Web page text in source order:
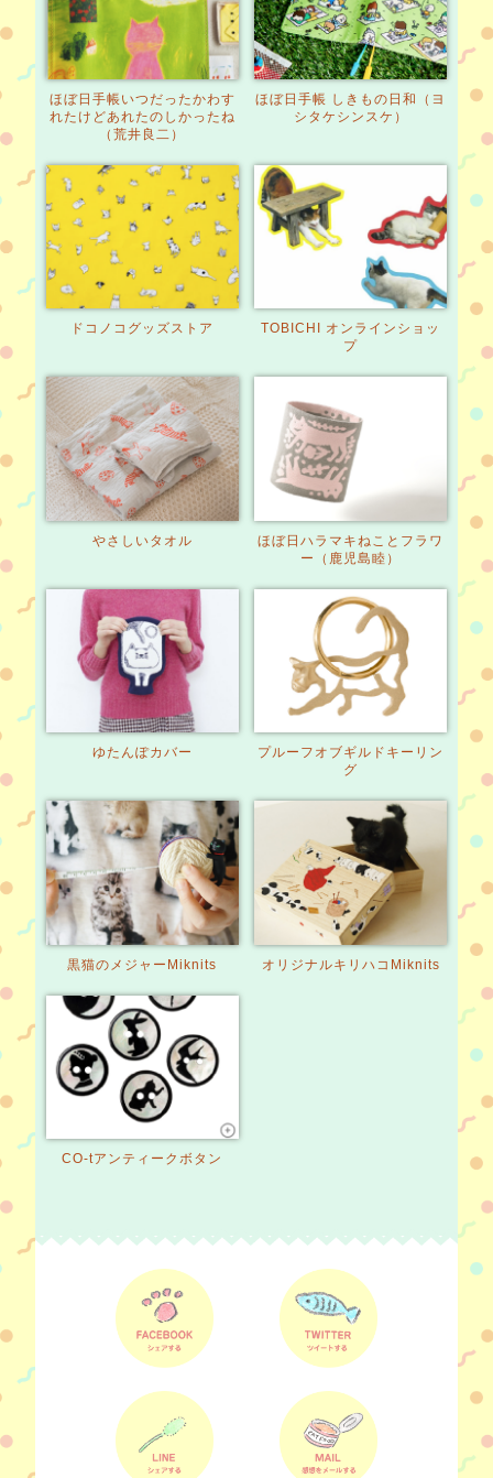
ほぼ日手帳いつだったかわす
れたけどあれたのしかったね
（荒井良二）
ほぼ日手帳 しきもの日和
（ヨ
シタケシンスケ）
ドコノコグッズストア
TOBICHI オンラインショッ
プ
やさしいタオル ほぼ日ハラマキねことフラワ
ー（鹿児島睦）
ゆたんぽカバー プルーフオブギルド キーリン
グ
黒猫のメジャー Miknits オリジナルキリハコ Miknits
CO-tアンティークボタン